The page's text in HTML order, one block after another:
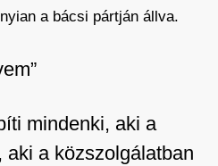
a bácsi pártján állva.
mindenki, aki a
aki a közszolgálatban